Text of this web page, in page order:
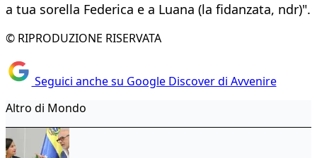
a tua sorella Federica e a Luana (la fidanzata, ndr)".
© RIPRODUZIONE RISERVATA
Seguici anche su Google Discover di Avvenire
Altro di Mondo